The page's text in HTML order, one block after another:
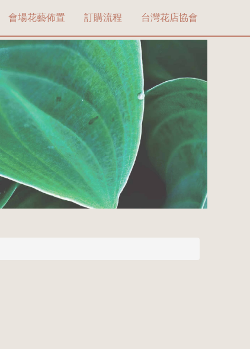
會場花藝佈置 訂購流程 台灣花店協會